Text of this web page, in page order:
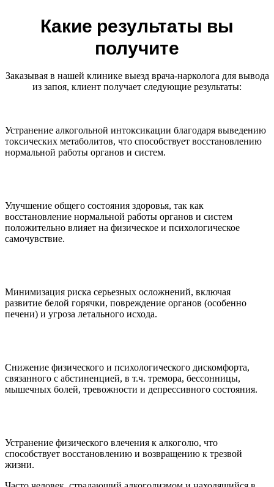
Какие результаты вы
получите
Заказывая в нашей клинике выезд врача-нарколога для вывода
из запоя, клиент получает следующие результаты:
Устранение алкогольной интоксикации благодаря выведению
токсических метаболитов, что способствует восстановлению
нормальной работы органов и систем.
Улучшение общего состояния здоровья, так как
восстановление нормальной работы органов и систем
положительно влияет на физическое и психологическое
самочувствие.
Минимизация риска серьезных осложнений, включая
развитие белой горячки, повреждение органов (особенно
печени) и угроза летального исхода.
Снижение физического и психологического дискомфорта,
связанного с абстиненцией, в т.ч. тремора, бессонницы,
мышечных болей, тревожности и депрессивного состояния.
Устранение физического влечения к алкоголю, что
способствует восстановлению и возвращению к трезвой
жизни.